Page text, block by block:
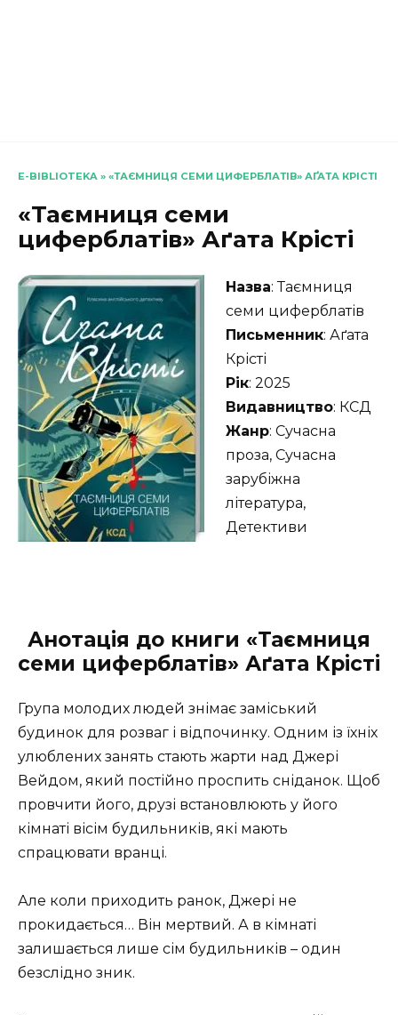
E-BIBLIOTEKA » «ТАЄМНИЦЯ СЕМИ ЦИФЕРБЛАТІВ» АҐАТА КРІСТІ
«Таємниця семи
циферблатів» Аґата Крісті
Назва: Таємниця
семи циферблатів
Письменник: Аґата
Крісті
Рік: 2025
Видавництво: КСД
Жанр: Сучасна
проза, Сучасна
зарубіжна
література,
Детективи
Анотація до книги «Таємниця
семи циферблатів» Аґата Крісті
Група молодих людей знімає заміський
будинок для розваг і відпочинку. Одним із їхніх
улюблених занять стають жарти над Джері
Вейдом, який постійно проспить сніданок. Щоб
провчити його, друзі встановлюють у його
кімнаті вісім будильників, які мають
спрацювати вранці.
Але коли приходить ранок, Джері не
прокидається… Він мертвий. А в кімнаті
залишається лише сім будильників – один
безслідно зник.